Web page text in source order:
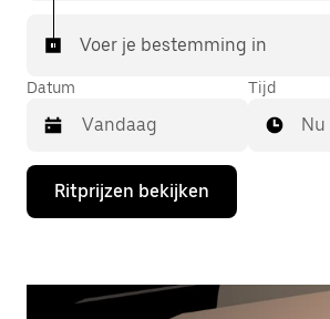
Voer je bestemming in
Datum
Druk
de
Tijd
Nu
Ritprijzen bekijken